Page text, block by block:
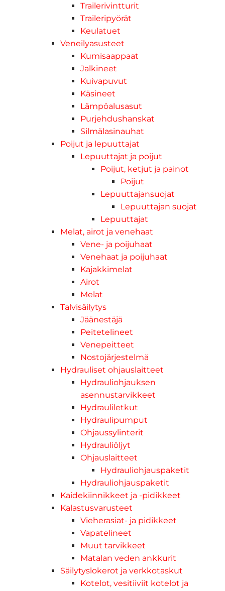
Trailerivintturit
Traileripyörät
Keulatuet
Veneilyasusteet
Kumisaappaat
Jalkineet
Kuivapuvut
Käsineet
Lämpöalusasut
Purjehdushanskat
Silmälasinauhat
Poijut ja lepuuttajat
Lepuuttajat ja poijut
Poijut, ketjut ja painot
Poijut
Lepuuttajansuojat
Lepuuttajan suojat
Lepuuttajat
Melat, airot ja venehaat
Vene- ja poijuhaat
Venehaat ja poijuhaat
Kajakkimelat
Airot
Melat
Talvisäilytys
Jäänestäjä
Peitetelineet
Venepeitteet
Nostojärjestelmä
Hydrauliset ohjauslaitteet
Hydrauliohjauksen
asennustarvikkeet
Hydrauliletkut
Hydraulipumput
Ohjaussylinterit
Hydrauliöljyt
Ohjauslaitteet
Hydrauliohjauspaketit
Hydrauliohjauspaketit
Kaidekiinnikkeet ja -pidikkeet
Kalastusvarusteet
Vieherasiat- ja pidikkeet
Vapatelineet
Muut tarvikkeet
Matalan veden ankkurit
Säilytyslokerot ja verkkotaskut
Kotelot, vesitiiviit kotelot ja